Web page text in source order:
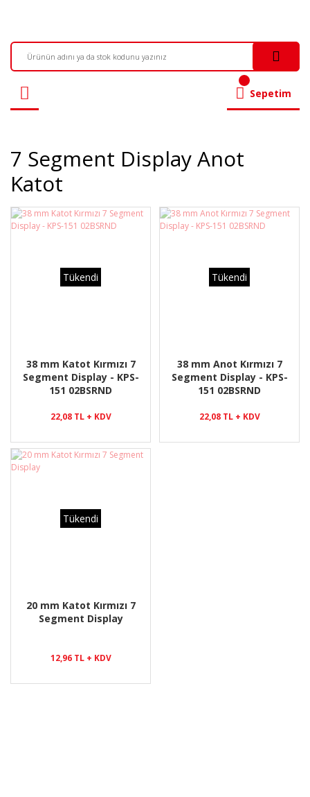
Sepetim
7 Segment Display Anot
Katot
Tükendi
38 mm Katot Kırmızı 7
Segment Display - KPS-
151 02BSRND
22,08 TL + KDV
Tükendi
38 mm Anot Kırmızı 7
Segment Display - KPS-
151 02BSRND
22,08 TL + KDV
Tükendi
20 mm Katot Kırmızı 7
Segment Display
12,96 TL + KDV